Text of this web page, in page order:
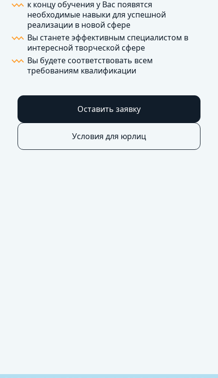
к концу обучения у Вас появятся
необходимые навыки для успешной
реализации в новой сфере
Вы станете эффективным специалистом в
интересной творческой сфере
Вы будете соответствовать всем
требованиям квалификации
Оставить заявку
Условия для юрлиц